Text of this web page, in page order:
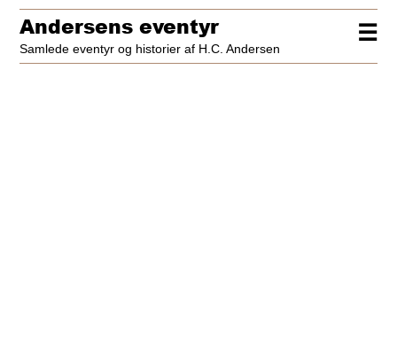
☰
Andersens eventyr
Samlede eventyr og historier af H.C. Andersen